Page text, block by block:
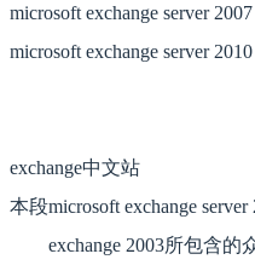
microsoft exchange server 2007
microsoft exchange server 2010
exchange中文站
本段microsoft exchange server
exchange 2003所包含的